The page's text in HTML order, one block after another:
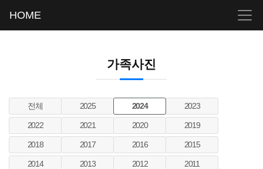
HOME
가족사진
전체 2025 2024 2023
2022 2021 2020 2019
2018 2017 2016 2015
2014 2013 2012 2011